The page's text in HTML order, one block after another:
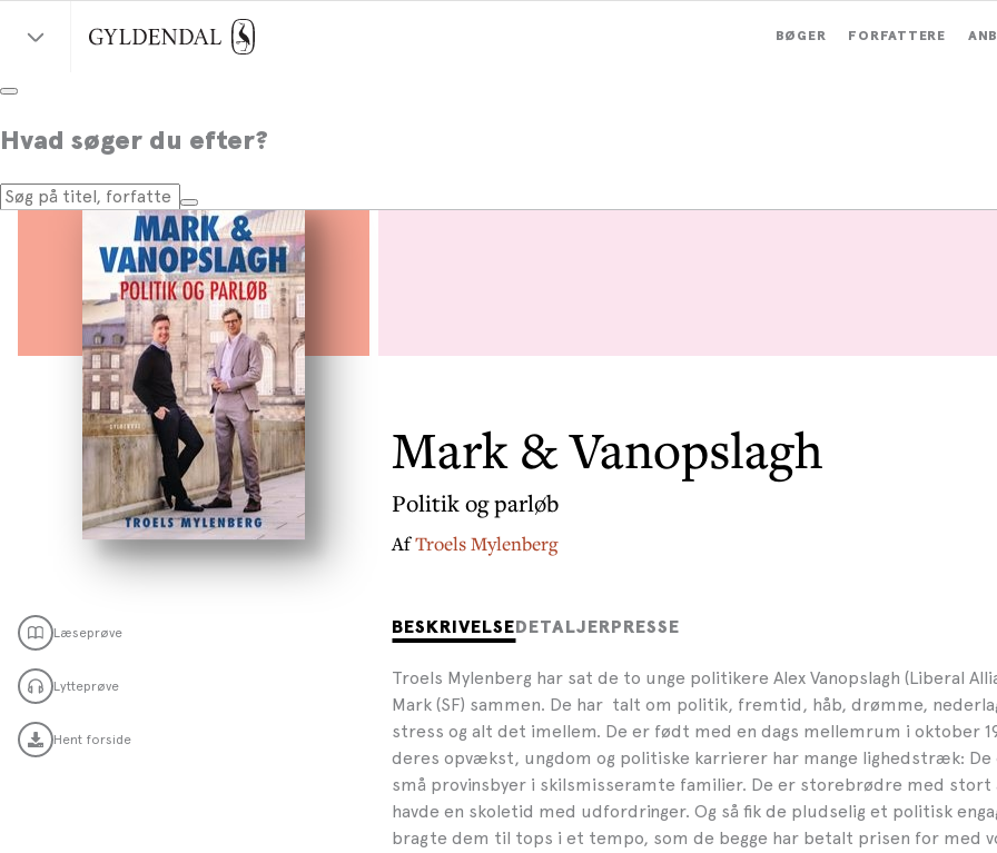
BØGER FORFATTERE
Hvad søger du efter?
Mark & Vanopslagh
Politik og parløb
AfTroels Mylenberg
Læseprøve
Lytteprøve
Hent forside
BESKRIVELSE DETALJER PRESSE
Troels Mylenberg har sat de to unge politikere Alex Vanopslagh (Liberal
Mark (SF) sammen. De har talt om politik, fremtid, håb, drømme,
stress og alt det imellem. De er født med en dags mellemrum i oktober
deres opvækst, ungdom og politiske karrierer har mange lighedstræk: De
små provinsbyer i skilsmisseramte familier. De er storebrødre med stort
havde en skoletid med udfordringer. Og så fik de pludselig et politisk
bragte dem til tops i et tempo, som de begge har betalt prisen for med